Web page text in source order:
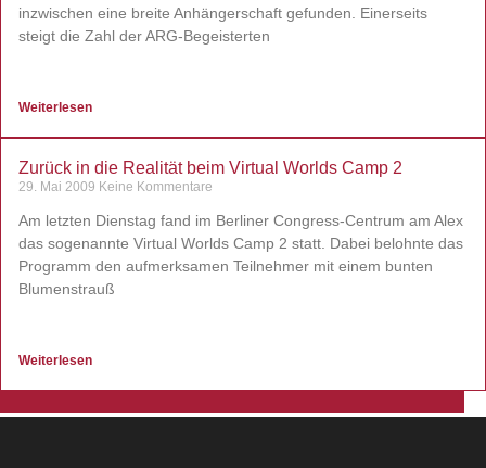
inzwischen eine breite Anhängerschaft gefunden. Einerseits
steigt die Zahl der ARG-Begeisterten
Weiterlesen
Zurück in die Realität beim Virtual Worlds Camp 2
29. Mai 2009 Keine Kommentare
Am letzten Dienstag fand im Berliner Congress-Centrum am Alex
das sogenannte Virtual Worlds Camp 2 statt. Dabei belohnte das
Programm den aufmerksamen Teilnehmer mit einem bunten
Blumenstrauß
Weiterlesen